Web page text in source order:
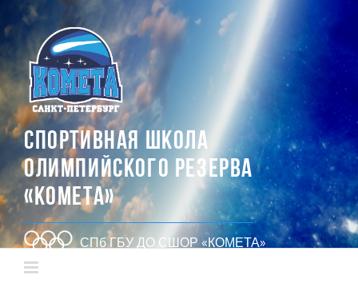
СПОРТИВНАЯ ШКОЛА
ОЛИМПИЙСКОГО РЕЗЕРВА
«КОМЕТА»
СПб ГБУ ДО СШОР «КОМЕТА»